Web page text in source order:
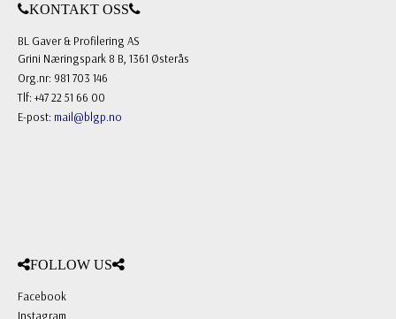
KONTAKT OSS
BL Gaver & Profilering AS
Grini Næringspark 8 B, 1361 Østerås
Org.nr: 981 703 146
Tlf: +47 22 51 66 00
E-post: mail@blgp.no
FOLLOW US
Facebook
Instagram